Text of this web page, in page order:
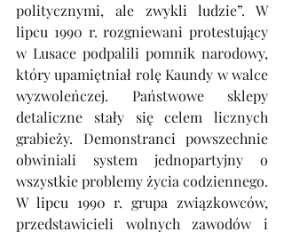
politycznymi, ale zwykli ludzie”. W
lipcu 1990 r. rozgniewani protestujący
w Lusace podpalili pomnik narodowy,
który upamiętniał rolę Kaundy w walce
wyzwoleńczej. Państwowe sklepy
detaliczne stały się celem licznych
grabieży. Demonstranci powszechnie
obwiniali system jednopartyjny o
wszystkie problemy życia codziennego.
W lipcu 1990 r. grupa związkowców,
przedstawicieli wolnych zawodów i